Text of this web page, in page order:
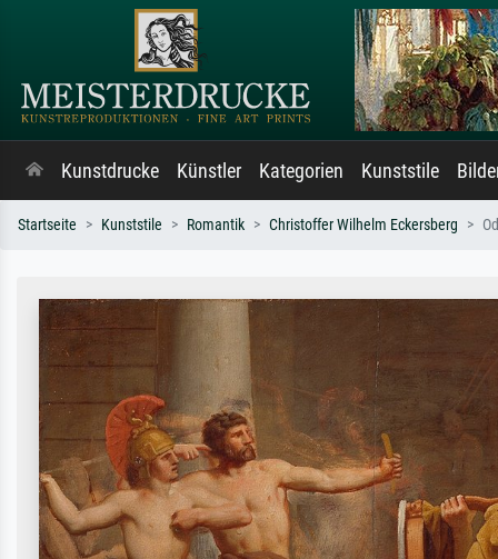
Kunstdrucke Künstler Kategorien Kunststile
Startseite Kunststile Romantik Christoffer Wilhelm Eckersberg